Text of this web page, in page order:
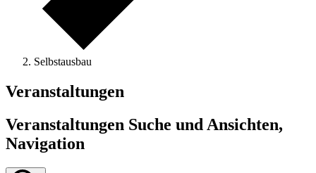
Selbstausbau
Veranstaltungen
Veranstaltungen Suche und Ansichten,
Navigation